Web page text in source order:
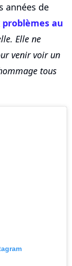
années de
au
Elle ne
venir voir un
tous